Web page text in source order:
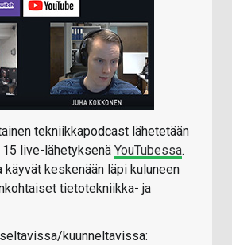
tekniikkapodcast lähetetään
live-lähetyksenä YouTubessa.
käyvät keskenään läpi kuluneen
tietotekniikka- ja
kuunneltavissa: